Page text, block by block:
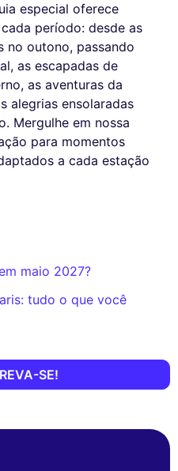
especial oferece
período: desde as
no outono, passando
as escapadas de
as aventuras da
alegrias ensolaradas
Mergulhe em nossa
para momentos
a cada estação
maio 2027?
tudo o que você
SE!